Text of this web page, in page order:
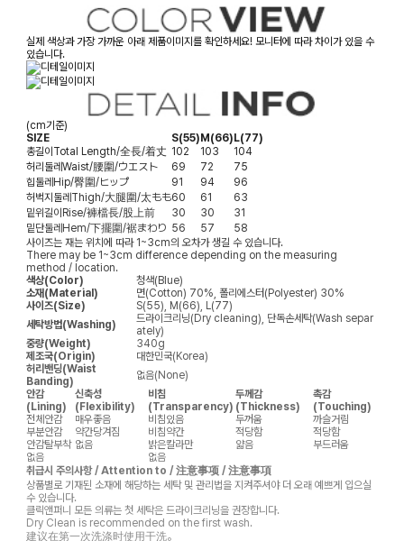
실제 색상과 가장 가까운 아래 제품이미지를 확인하세요! 모니터에 따라 차이가 있을 수
있습니다.
(cm기준)
SIZE
S(55) M(66) L(77)
총길이 Total Length/全長/着丈 102 103
104
허리둘레 Waist/腰圍/ウエスト 69 72
75
힙둘레 Hip/臀圍/ヒップ 91 94
96
허벅지둘레 Thigh/大腿圍/太もも60 61
63
밑위길이 Rise/褲檔長/股上前 30 30
31
밑단둘레 Hem/下擺圍/裾まわり 56 57
58
사이즈는 재는 위치에 따라 1~3cm의 오차가 생길 수 있습니다.
There may be 1~3cm difference depending on the measuring
method / location.
색상(Color)
청색(Blue)
소재(Material)
면(Cotton) 70%, 폴리에스터(Polyester) 30%
사이즈(Size)
S(55), M(66), L(77)
세탁방법(Washing)
드라이크리닝(Dry cleaning), 단독손세탁(Wash separ
ately)
중량(Weight)
340g
제조국(Origin)
대한민국(Korea)
허리밴딩(Waist
Banding)
없음(None)
안감
(Lining)
신축성
(Flexibility)
비침
(Transparency)
두께감
(Thickness)
촉감
(Touching)
전체안감
매우좋음 비침있음 두꺼움
까슬거림
부분안감
약간당겨짐 비침약간 적당함
적당함
안감탈부착 없음 밝은칼라만 얇음
부드러움
없음
없음
취급시 주의사항 / Attention to / 注意事项 / 注意事項
상품별로 기재된 소재에 해당하는 세탁 및 관리법을 지켜주셔야 더 오래 예쁘게 입으실
수 있습니다.
클릭앤퍼니 모든 의류는 첫 세탁은 드라이크리닝을 권장합니다.
Dry Clean is recommended on the first wash.
建议在第一次洗涤时使用干洗。